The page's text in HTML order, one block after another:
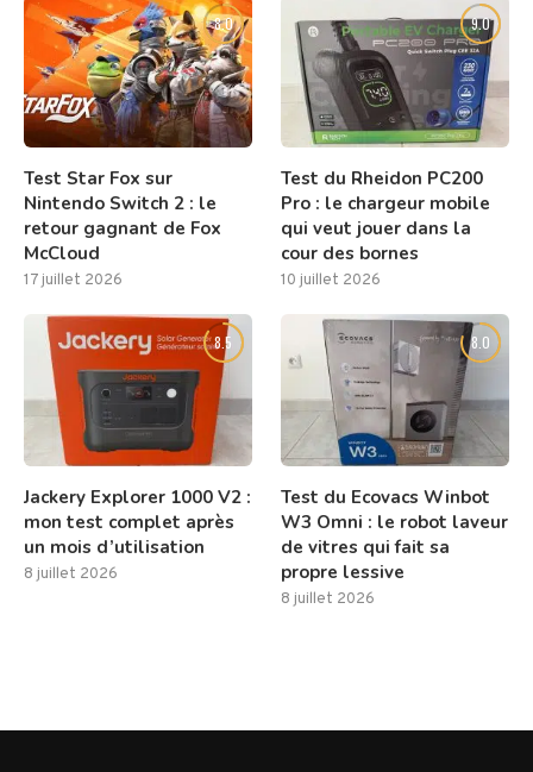
8.0
Test Star Fox sur
Nintendo Switch 2 : le
retour gagnant de Fox
McCloud
17 juillet 2026
9.0
Test du Rheidon PC200
Pro : le chargeur mobile
qui veut jouer dans la
cour des bornes
10 juillet 2026
8.5
Jackery Explorer 1000 V2 :
mon test complet après
un mois d’utilisation
8 juillet 2026
8.0
Test du Ecovacs Winbot
W3 Omni : le robot laveur
de vitres qui fait sa
propre lessive
8 juillet 2026